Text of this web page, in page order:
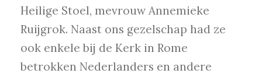
Heilige Stoel, mevrouw Annemieke
Ruijgrok. Naast ons gezelschap had ze
ook enkele bij de Kerk in Rome
betrokken Nederlanders en andere